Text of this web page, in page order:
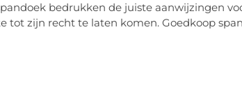
bedrukken de juiste aanwijzingen
tot zijn recht te laten komen. Goedkoop